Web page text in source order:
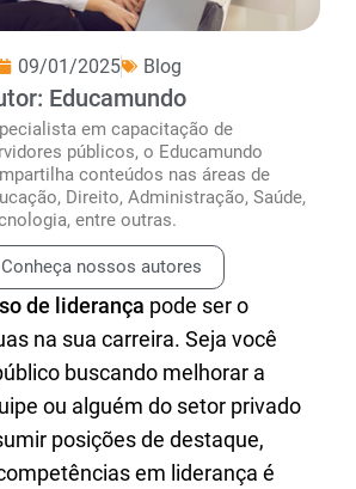
09/01/2025 Blog
Educamundo
em capacitação de
públicos, o Educamundo
conteúdos nas áreas de
Direito, Administração, Saúde,
entre outras.
Conheça nossos autores
de liderança pode ser o
na sua carreira. Seja você
buscando melhorar a
ou alguém do setor privado
posições de destaque,
em liderança é